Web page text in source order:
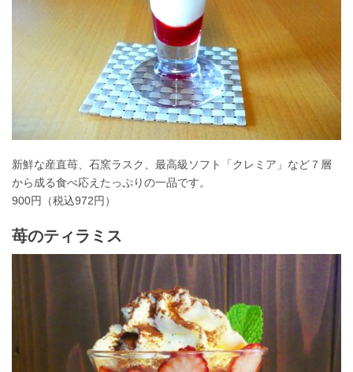
新鮮な産直苺、石窯ラスク、最高級ソフト「クレミア」など７層
から成る食べ応えたっぷりの一品です。
900円（税込972円）
苺のティラミス